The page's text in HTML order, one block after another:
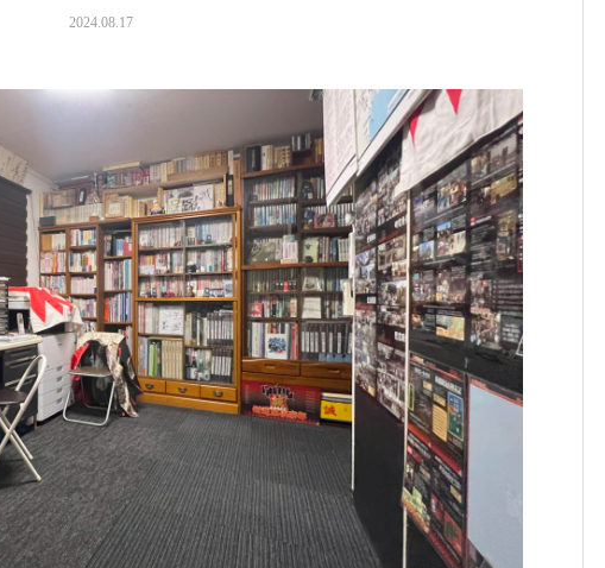
2024.08.17